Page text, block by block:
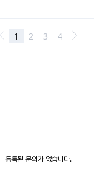
등록된 문의가 없습니다.